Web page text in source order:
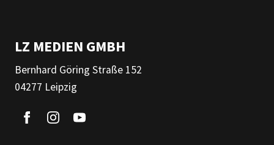
LZ MEDIEN GMBH
Bernhard Göring Straße 152
04277 Leipzig